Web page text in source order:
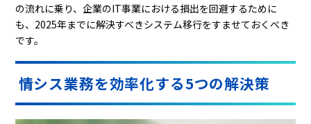
の流れに乗り、企業のIT事業における損出を回避するために
も、2025年までに解決すべきシステム移行をすませておくべき
です。
情シス業務を効率化する5つの解決策